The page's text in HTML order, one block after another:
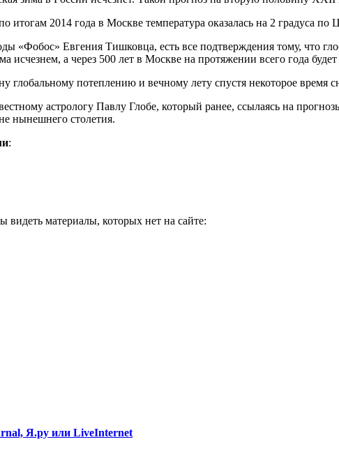
итогам 2014 года в Москве температура оказалась на 2 градуса
«Фобос» Евгения Тишковца, есть все подтверждения тому, что
исчезнем, а через 500 лет в Москве на протяжении всего года
глобальному потеплению и вечному лету спустя некоторое время
астрологу Павлу Глобе, который ранее, ссылаясь на
нынешнего столетия.
:
видеть материалы, которых нет на сайте:
Я.ру или LiveInternet